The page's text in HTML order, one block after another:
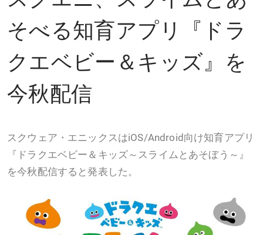
そべる知育アプリ『ドラ
クエベビー＆キッズ』を
今秋配信
スクウェア・エニックスはiOS/Android向け知育アプリ
『ドラクエベビー＆キッズ～スライムとあそぼう～』
を今秋配信すると発表した。